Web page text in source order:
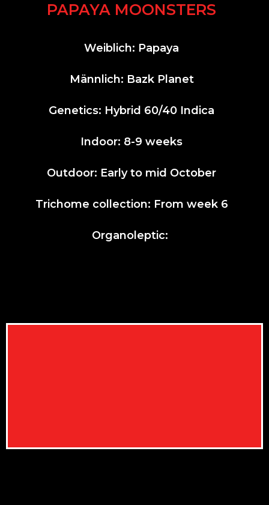
PAPAYA MOONSTERS
Weiblich: Papaya
Männlich: Bazk Planet
Genetics: Hybrid 60/40 Indica
Indoor: 8-9 weeks
Outdoor: Early to mid October
Trichome collection: From week 6
Organoleptic: